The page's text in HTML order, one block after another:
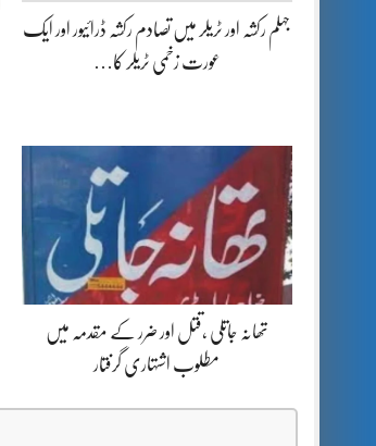
جہلم رکشہ اور ٹریلر میں تصادم رکشہ ڈرائیور اور ایک
عورت زخمی ٹریلر کا…
تھانہ جاتلی ،قتل اور ضرر کے مقدمہ میں
مطلوب اشتہاری گرفتار